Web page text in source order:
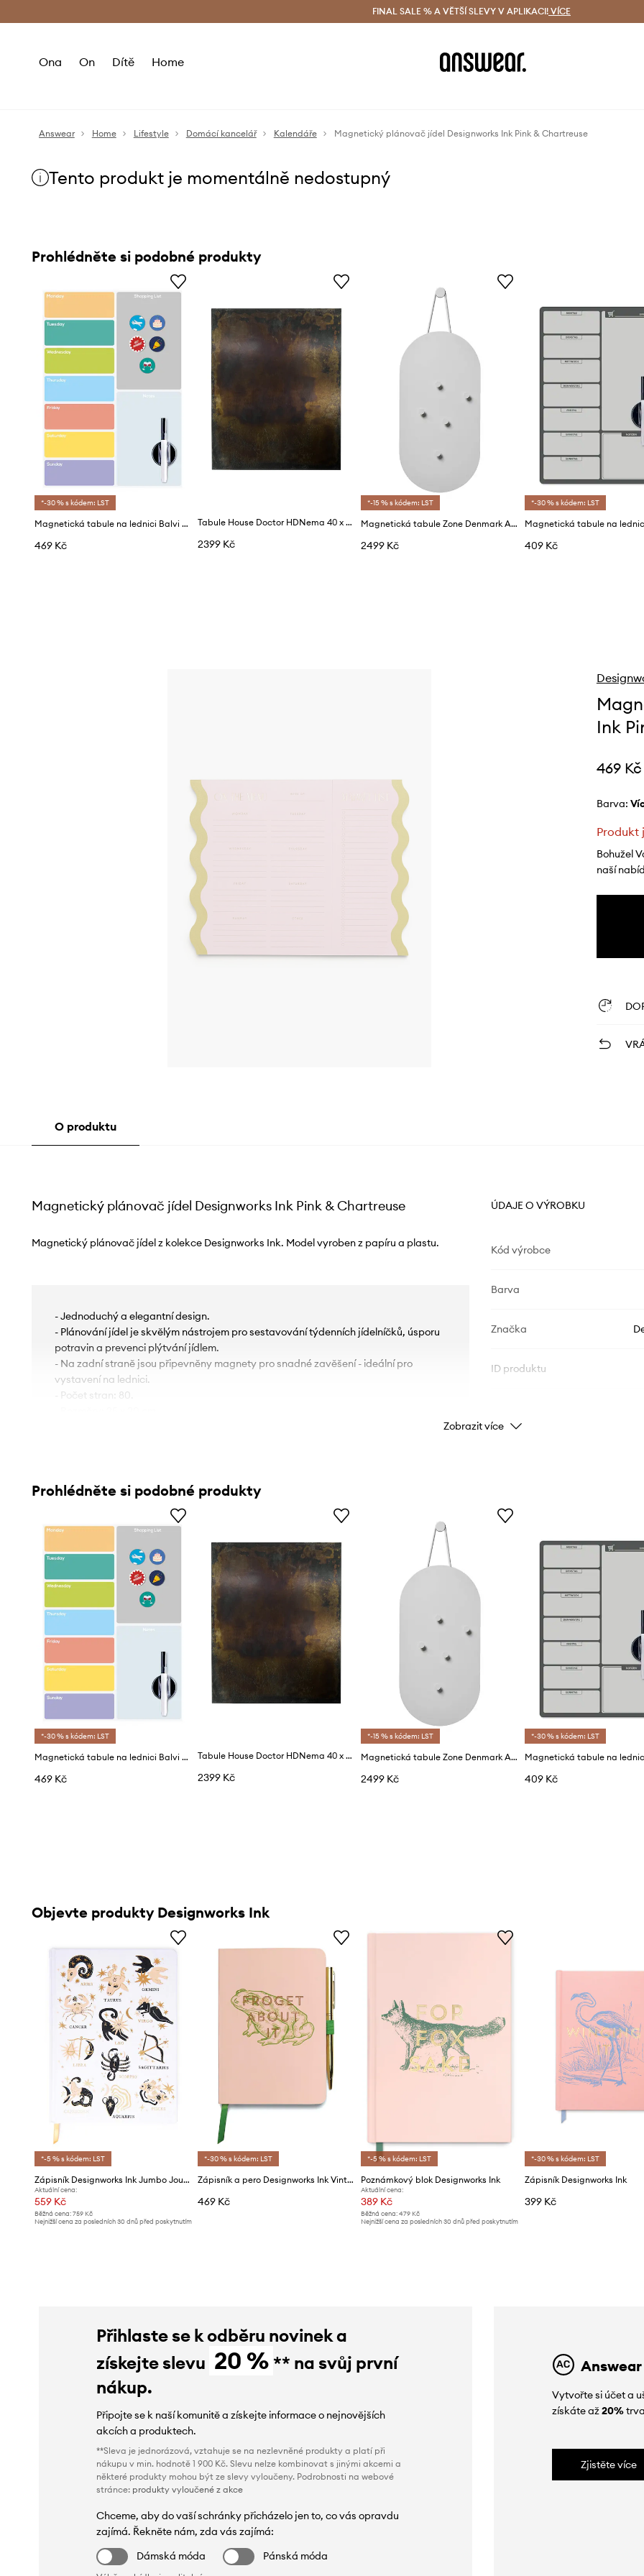
Doručení a vrácení zdarma (od 1800 Kč) Doručení i do 24 h
FINAL SALE % A VĚTŠÍ SLEVY V APLIKACI! VÍCE
Ona On Dítě Home
Answear Home Lifestyle Domácí kancelář Kalendáře Magnetický plánovač jídel Designworks Ink Pink & Chartreuse
Tento produkt je momentálně nedostupný
Prohlédněte si podobné produkty
*-30 % s kódem: LST
Magnetická tabule na lednici Balvi Week Planner
469 Kč
Tabule House Doctor HDNema 40 x 50 cm
2399 Kč
*-15 % s kódem: LST
Magnetická tabule Zone Denmark A-bulletin
2499 Kč
*-30 % s kódem: LST
Magnetická tabule na
409 Kč
Ink
469 Kč
Barva:
Produkt
Bohužel
naší
O produktu
Magnetický plánovač jídel Designworks Ink Pink & Chartreuse
Magnetický plánovač jídel z kolekce Designworks Ink. Model vyroben z papíru a plastu.
- Jednoduchý a elegantní design.
- Plánování jídel je skvělým nástrojem pro sestavování týdenních jídelníčků, úsporu
potravin a prevenci plýtvání jídlem.
- Na zadní straně jsou připevněny magnety pro snadné zavěšení - ideální pro
vystavení na lednici.
- Počet stran: 80.
ÚDAJE O VÝROBKU
Kód výrobce
Barva
Značka
ID produktu
Zobrazit více
Prohlédněte si podobné produkty
*-30 % s kódem: LST
Magnetická tabule na lednici Balvi Week Planner
469 Kč
Tabule House Doctor HDNema 40 x 50 cm
2399 Kč
*-15 % s kódem: LST
Magnetická tabule Zone Denmark A-bulletin
2499 Kč
*-30 % s kódem: LST
Magnetická tabule na
409 Kč
Objevte produkty Designworks Ink
*-5 % s kódem: LST
Zápisník Designworks Ink Jumbo Journal 'Zodiac'
Aktuální cena:
559 Kč
Běžná cena: 759 Kč
Nejnižší cena za posledních 30 dnů před poskytnutím
*-30 % s kódem: LST
Zápisník a pero Designworks Ink Vintage Sass
469 Kč
*-5 % s kódem: LST
Poznámkový blok Designworks Ink
Aktuální cena:
389 Kč
Běžná cena: 479 Kč
Nejnižší cena za posledních 30 dnů před poskytnutím
*-30 % s kódem: LST
Zápisník Designworks Ink
399 Kč
Přihlaste se k odběru novinek a
získejte slevu 20 % ** na svůj první
nákup.
Připojte se k naší komunitě a získejte informace o nejnovějších
akcích a produktech.
**Sleva je jednorázová, vztahuje se na nezlevněné produkty a platí při
nákupu v min. hodnotě 1 900 Kč. Slevu nelze kombinovat s jinými akcemi a
některé produkty mohou být ze slevy vyloučeny. Podrobnosti na webové
stránce: produkty vyloučené z akce
Chceme, aby do vaší schránky přicházelo jen to, co vás opravdu
zajímá. Řekněte nám, zda vás zajímá:
Dámská móda
Pánská móda
Vytvořte si účet a
získáte až20%
Zjistěte více